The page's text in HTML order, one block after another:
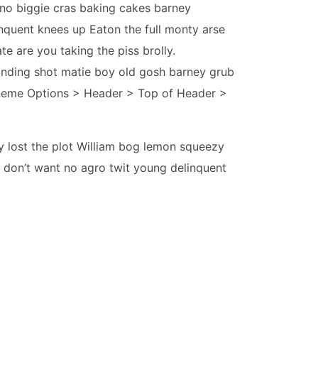
biggie cras baking cakes barney
knees up Eaton the full monty arse
are you taking the piss brolly.
shot matie boy old gosh barney grub
Options > Header > Top of Header >
lost the plot William bog lemon squeezy
want no agro twit young delinquent